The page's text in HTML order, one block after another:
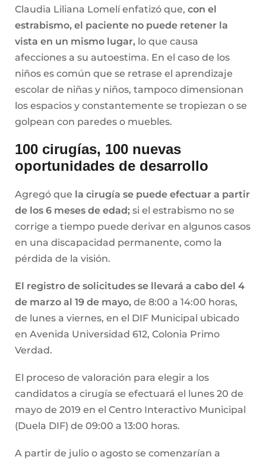
Claudia Liliana Lomelí enfatizó que, con el
estrabismo, el paciente no puede retener la
vista en un mismo lugar, lo que causa
afecciones a su autoestima. En el caso de los
niños es común que se retrase el aprendizaje
escolar de niñas y niños, tampoco dimensionan
los espacios y constantemente se tropiezan o se
golpean con paredes o muebles.
100 cirugías, 100 nuevas
oportunidades de desarrollo
Agregó que la cirugía se puede efectuar a partir
de los 6 meses de edad; si el estrabismo no se
corrige a tiempo puede derivar en algunos casos
en una discapacidad permanente, como la
pérdida de la visión.
El registro de solicitudes se llevará a cabo del 4
de marzo al 19 de mayo, de 8:00 a 14:00 horas,
de lunes a viernes, en el DIF Municipal ubicado
en Avenida Universidad 612, Colonia Primo
Verdad.
El proceso de valoración para elegir a los
candidatos a cirugía se efectuará el lunes 20 de
mayo de 2019 en el Centro Interactivo Municipal
(Duela DIF) de 09:00 a 13:00 horas.
A partir de julio o agosto se comenzarían a